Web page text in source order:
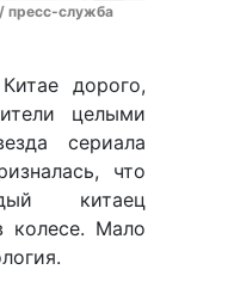
пресс-служба
дорого,
целыми
сериала
что
китаец
колесе. Мало